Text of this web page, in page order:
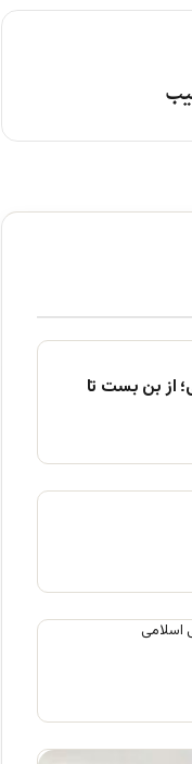
از بن بست تا